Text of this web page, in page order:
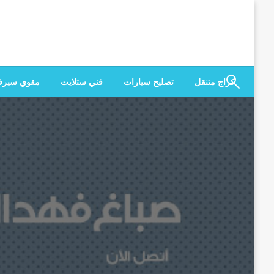
كراج متنقل
تصليح سيارات فني ستلايت مقوي